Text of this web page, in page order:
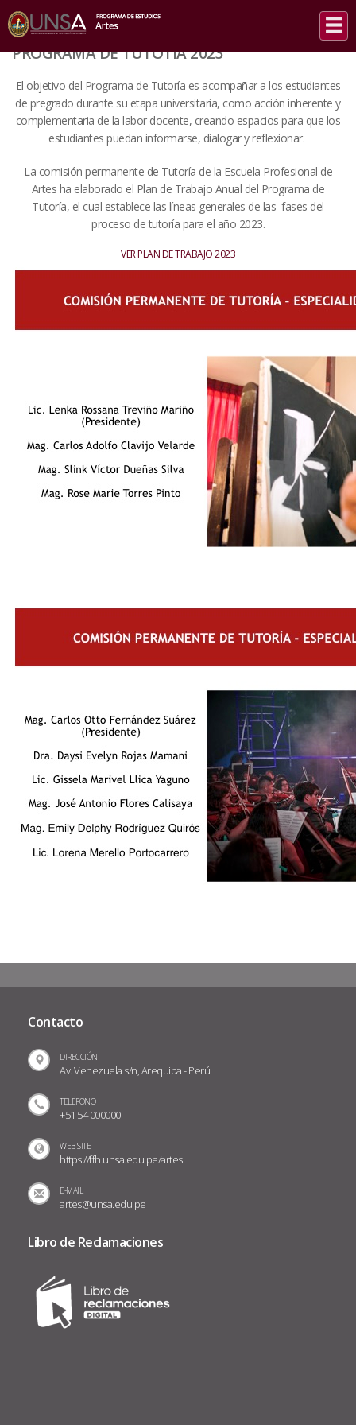
INICIO PROGRAMA DE TUTOTÍA 2023
PROGRAMA DE TUTOTÍA 2023
El objetivo del Programa de Tutoría es acompañar a los estudiantes
de pregrado durante su etapa universitaria, como acción inherente y
complementaria de la labor docente, creando espacios para que los
estudiantes puedan informarse, dialogar y reflexionar.
La comisión permanente de Tutoría de la Escuela Profesional de
Artes ha elaborado el Plan de Trabajo Anual del Programa de
Tutoría, el cual establece las líneas generales de las fases del
proceso de tutoría para el año 2023.
VER PLAN DE TRABAJO 2023
Contacto
DIRECCIÓN
Av. Venezuela s/n, Arequipa - Perú
TELÉFONO
+51 54 000000
WEB SITE
https://ffh.unsa.edu.pe/artes
E-MAIL
artes@unsa.edu.pe
Libro de Reclamaciones